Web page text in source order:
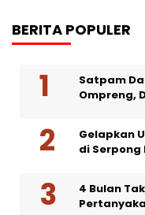
BERITA POPULER
Satpam
Ompreng,
Gelapkan
di
4 Bulan